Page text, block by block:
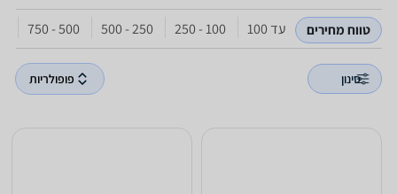
טווח מחירים עד 100 100 - 250
250 - 500
500 - 750
סינון פופולריות